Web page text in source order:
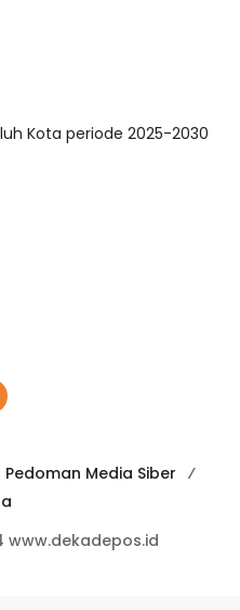
Kota periode 2025-2030
Pedoman Media Siber
www.dekadepos.id